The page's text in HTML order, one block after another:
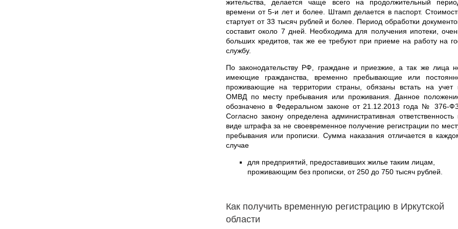
жительства, делается чаще всего на продолжительный
времени от 5-и лет и более. Штамп делается в паспорт.
стартует от 33 тысяч рублей и более. Период обработки
составит около 7 дней. Необходима для получения ипотеки,
больших кредитов, так же ее требуют при приеме на работу на
службу.
По законодательству РФ, граждане и приезжие, а так же лица
имеющие гражданства, временно пребывающие или
проживающие на территории страны, обязаны встать на учет
ОМВД по месту пребывания или проживания. Данное
обозначено в Федеральном законе от 21.12.2013 года № 376-
Согласно закону определена административная ответственность
виде штрафа за не своевременное получение регистрации по
пребывания или прописки. Сумма наказания отличается в
случае
для предприятий, предоставивших жилье таким лицам,
проживающим без прописки, от 250 до 750 тысяч рублей.
Как получить временную регистрацию в Иркутской
области